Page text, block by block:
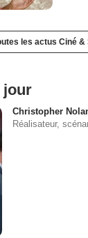
les actus Ciné &
jour
Christopher
Réalisateur,